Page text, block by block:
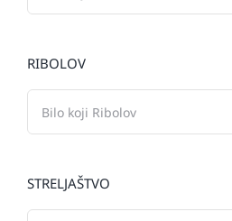
RIBOLOV
STRELJAŠTVO